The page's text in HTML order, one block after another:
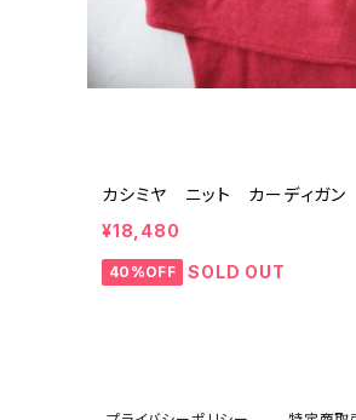
カシミヤ ニット カーディガ
¥18,480
40%OFF SOLD OUT